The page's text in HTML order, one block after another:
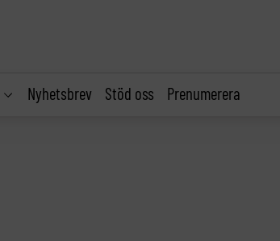
Nyhetsbrev Stöd oss Prenumerera